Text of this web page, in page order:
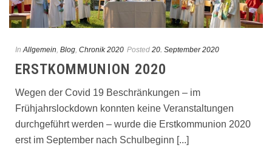
In Allgemein, Blog, Chronik 2020 Posted 20. September 2020
ERSTKOMMUNION 2020
Wegen der Covid 19 Beschränkungen – im
Frühjahrslockdown konnten keine Veranstaltungen
durchgeführt werden – wurde die Erstkommunion 2020
erst im September nach Schulbeginn [...]